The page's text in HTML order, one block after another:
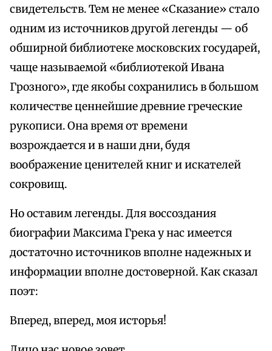
свидетельств. Тем не менее «Сказание» стало
одним из источников другой легенды — об
обширной библиотеке московских государей,
чаще называемой «библиотекой Ивана
Грозного», где якобы сохранились в большом
количестве ценнейшие древние греческие
рукописи. Она время от времени
возрождается и в наши дни, будя
воображение ценителей книг и искателей
сокровищ.
Но оставим легенды. Для воссоздания
биографии Максима Грека у нас имеется
достаточно источников вполне надежных и
информации вполне достоверной. Как сказал
поэт:
Вперед, вперед, моя исторья!